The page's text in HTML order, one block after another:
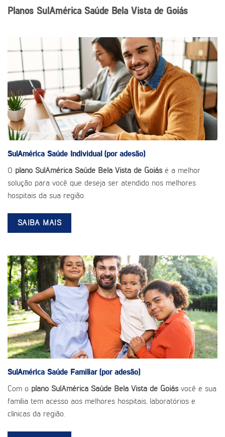
Planos SulAmérica Saúde Bela Vista de Goiás
SulAmérica Saúde Individual (por adesão)
O plano SulAmérica Saúde Bela Vista de Goiásé a melhor
solução para você que deseja ser atendido nos melhores
hospitais da sua região.
SAIBA MAIS
SulAmérica Saúde Familiar (por adesão)
Com o plano SulAmérica Saúde Bela Vista de Goiás você e sua
família tem acesso aos melhores hospitais, laboratórios e
clínicas da região.